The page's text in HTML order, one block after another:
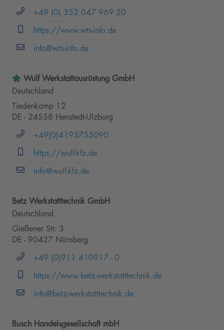
+49 (0) 352 047 969 20
https://www.wts-info.de
info@wts-info.de
Wulf Werkstattausrüstung GmbH
Deutschland
Tiedenkamp 12
DE - 24558 Henstedt-Ulzburg
+49(0)4193755090
https://wulf-kfz.de
info@wulf-kfz.de
Betz Werkstatttechnik GmbH
Deutschland
Gießener Str. 3
DE - 90427 Nürnberg
+49 (0)911 410917 - 0
https://www.betz-werkstatttechnik.de
info@betz-werkstatttechnik.de
Busch Handelsgesellschaft mbH